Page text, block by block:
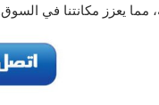
مما يعزز مكانتنا في